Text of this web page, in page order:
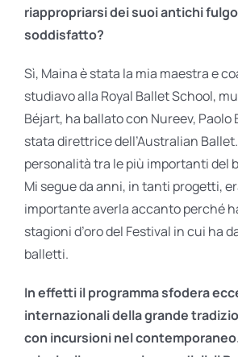
riappropriarsi dei suoi antichi
soddisfatto?
Sì, Maina è stata la mia maestra e
studiavo alla Royal Ballet School,
Béjart, ha ballato con Nureev, Paolo
stata direttrice dell’Australian
personalità tra le più importanti del
Mi segue da anni, in tanti progetti,
importante averla accanto perché
stagioni d’oro del Festival in cui ha
balletti.
In effettiil programma sfodera
internazionali della grande
con incursioni nel